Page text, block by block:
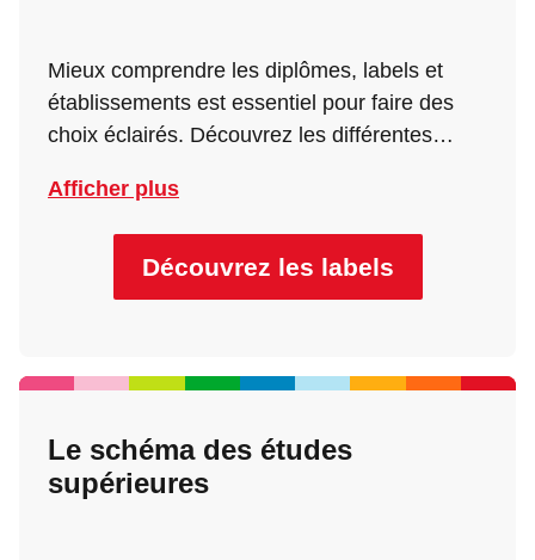
Mieux comprendre les diplômes, labels et
établissements est essentiel pour faire des
choix éclairés. Découvrez les différentes
spécificités des formations afin d’identifier les
parcours les plus adaptés à vos objectifs
académiques et professionnels.
Afficher plus
Découvrez les labels
Le schéma des études
supérieures